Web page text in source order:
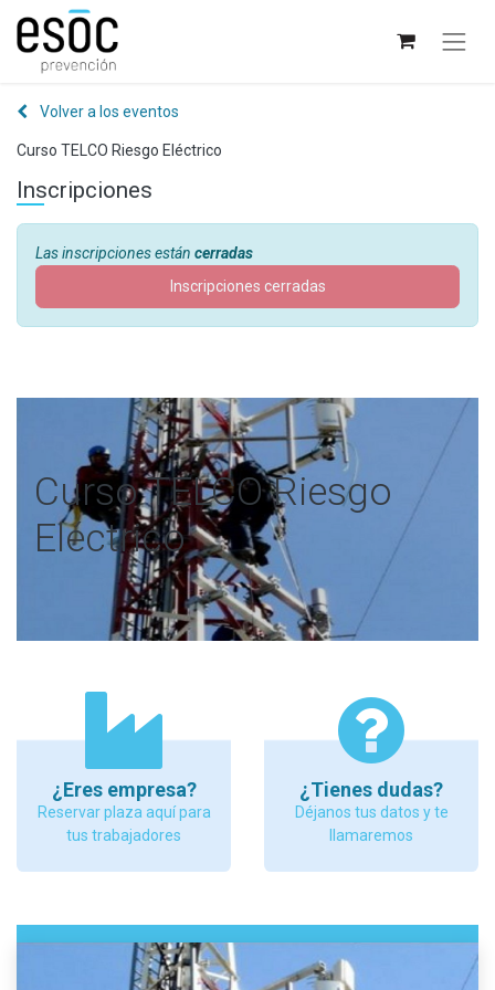
Volver a los eventos
Curso TELCO Riesgo Eléctrico
Inscripciones
Las inscripciones están cerradas
Inscripciones cerradas
Curso TELCO Riesgo
Eléctrico
¿Eres empresa?
Reservar plaza aquí para
tus trabajadores
¿Tienes dudas?
Déjanos tus datos y te
llamaremos